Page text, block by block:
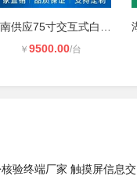
￥ 9500.00/台
验终端厂家 触摸屏信息交